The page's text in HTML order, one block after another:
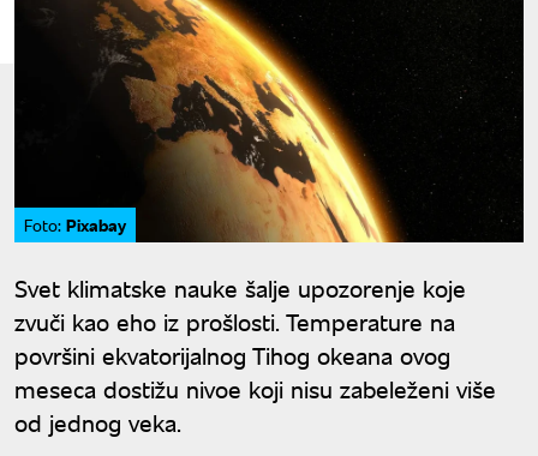
Foto: Pixabay
Svet klimatske nauke šalje upozorenje koje
zvuči kao eho iz prošlosti. Temperature na
površini ekvatorijalnog Tihog okeana ovog
meseca dostižu nivoe koji nisu zabeleženi više
od jednog veka.